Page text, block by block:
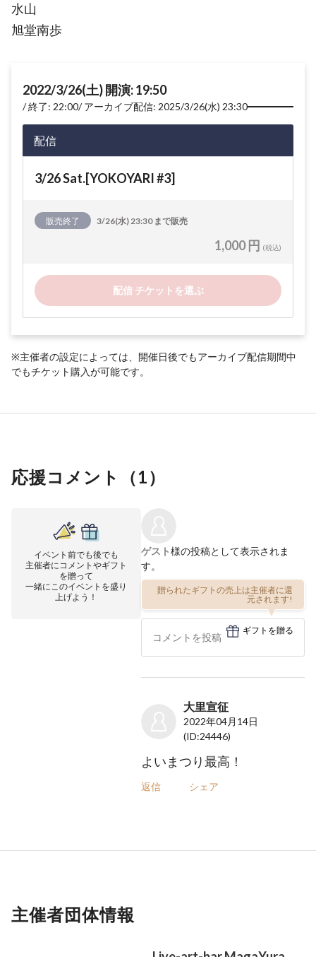
水山
旭堂南歩
2022/3/26(土) 開演: 19:50
終了: 22:00 アーカイブ配信: 2025/3/26(水) 23:30
配信
3/26 Sat.[YOKOYARI #3]
販売終了 3/26(水) 23:30 まで販売
1,000 円 (税込)
配信 チケットを選ぶ
※主催者の設定によっては、開催日後でもアーカイブ配信期間中
でもチケット購入が可能です。
応援コメント（1）
イベント前でも後でも
主催者にコメントやギフト
を贈って
一緒にこのイベントを盛り
上げよう！
ゲスト様の投稿として表示されま
す。
贈られたギフトの売上は主催者に還
元されます!
ギフトを贈る
大里宣征
2022年04月14日
(ID:24446)
よいまつり最高！
返信 シェア
主催者団体情報